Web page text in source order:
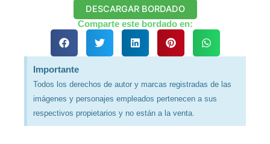
DESCARGAR BORDADO
Comparte este bordado en:
Importante
Todos los derechos de autor y marcas registradas de las
imágenes y personajes empleados pertenecen a sus
respectivos propietarios y no están a la venta.